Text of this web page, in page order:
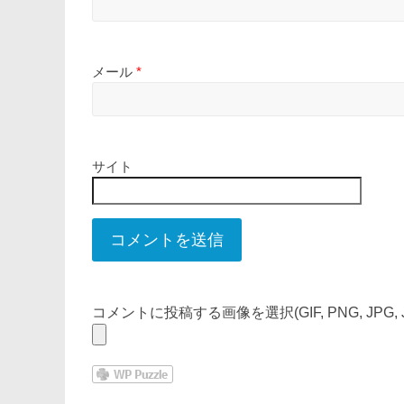
メール *
サイト
コメントに投稿する画像を選択(GIF, PNG, JPG,